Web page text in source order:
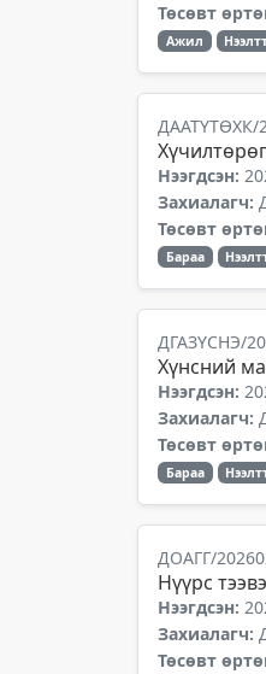
Төсөвт
Ажил
ДААТҮТӨХК/
Нээгдсэн:
Захиалагч:
Төсөвт
Бараа
ДГАЗҮСНЭ/
Хүнсний
Нээгдсэн:
Захиалагч:
Төсөвт
Бараа
ДОАГГ/
Нүүрс
Нээгдсэн:
Захиалагч:
Төсөвт